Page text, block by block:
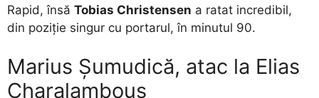
Rapid, însă Tobias Christensen a ratat incredibil,
din poziție singur cu portarul, în minutul 90.
Marius Șumudică, atac la Elias
Charalambous